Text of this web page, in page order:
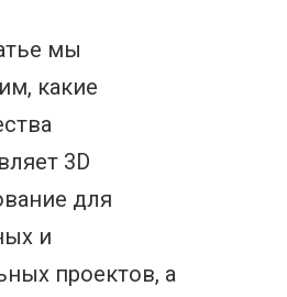
мы
какие
3D
для
и
проектов, а